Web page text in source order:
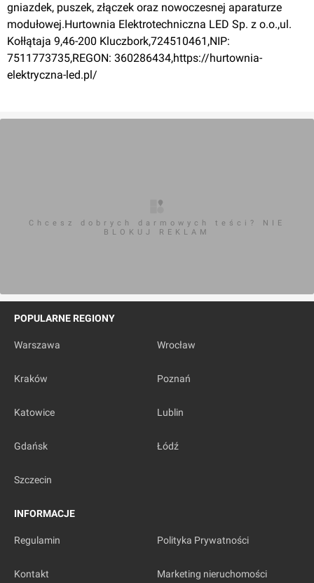
gniazdek, puszek, złączek oraz nowoczesnej aparaturze
modułowej.Hurtownia Elektrotechniczna LED Sp. z o.o.,ul.
Kołłątaja 9,46-200 Kluczbork,724510461,NIP:
7511773735,REGON: 360286434,https://hurtownia-
elektryczna-led.pl/
Chcesz dobrych darmowych teści? NIE
BLOKUJ REKLAM
POPULARNE REGIONY
Warszawa Wrocław
Kraków Poznań
Katowice Lublin
Gdańsk Łódź
Szczecin
INFORMACJE
Regulamin Polityka Prywatności
Kontakt Marketing nieruchomości